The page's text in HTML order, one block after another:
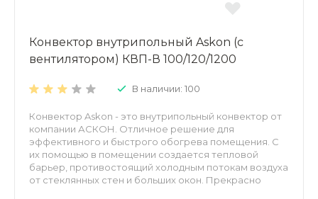
Конвектор внутрипольный Askon (с
вентилятором) КВП-В 100/120/1200
В наличии: 100
Конвектор Askon - это внутрипольный конвектор от
компании АСКОН. Отличное решение для
эффективного и быстрого обогрева помещения. С
их помощью в помещении создается тепловой
барьер, противостоящий холодным потокам воздуха
от стеклянных стен и больших окон. Прекрасно